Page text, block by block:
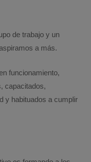
de trabajo y un
a más.
funcionamiento,
capacitados,
y habituados a cumplir